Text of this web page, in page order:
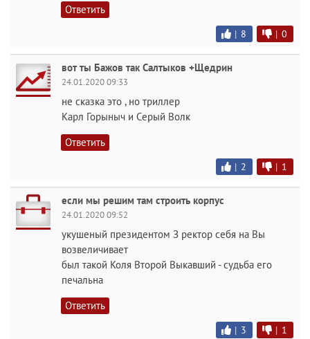
Ответить
| 8 | 0
вот ты Бажов так Салтыков +Щедрин
24.01.2020 09:33
не сказка это , но триллер
Карл Горыныч и Серый Волк
Ответить
| 2 | 1
если мы решим там строить корпус
24.01.2020 09:52
укушеный президентом З ректор себя на Вы
возвеличивает
был такой Коля Второй Выкавший - судьба его
печальна
Ответить
| 3 | 1